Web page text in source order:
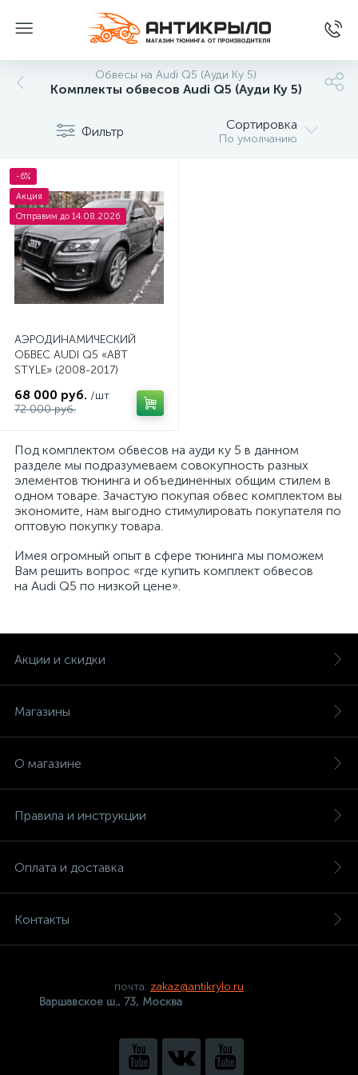
Обвесы на Audi Q5 (Ауди Ку 5)
Комплекты обвесов Audi Q5 (Ауди Ку 5)
Фильтр Сортировка
По умолчанию
-6%
Акция
Отправим до 14.08.2026
АЭРОДИНАМИЧЕСКИЙ
ОБВЕС AUDI Q5 «ABT
STYLE» (2008-2017)
68 000 руб. /шт
72 000 руб.
Под комплектом обвесов на ауди ку 5 в данном
разделе мы подразумеваем совокупность разных
элементов тюнинга и объединенных общим стилем в
одном товаре. Зачастую покупая обвес комплектом вы
экономите, нам выгодно стимулировать покупателя по
оптовую покупку товара.
Имея огромный опыт в сфере тюнинга мы поможем
Вам решить вопрос «где купить комплект обвесов
на Audi Q5 по низкой цене».
Акции и скидки
Магазины
О магазине
Правила и инструкции
Оплата и доставка
Контакты
почта: zakaz@antikrylo.ru
Варшавское ш., 73, Москва